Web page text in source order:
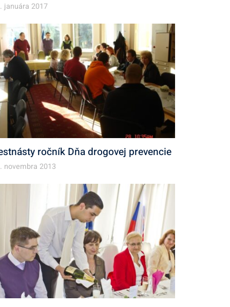
januára 2017
ročník Dňa drogovej prevencie
novembra 2013